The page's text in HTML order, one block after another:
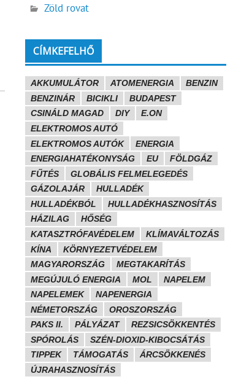
Zöld rovat
CÍMKEFELHŐ
AKKUMULÁTOR ATOMENERGIA
BENZIN
BENZINÁR
BICIKLI
BUDAPEST
CSINÁLD MAGAD
DIY
E.ON
ELEKTROMOS AUTÓ
ELEKTROMOS AUTÓK
ENERGIA
ENERGIAHATÉKONYSÁG
EU
FÖLDGÁZ
FŰTÉS
GLOBÁLIS FELMELEGEDÉS
GÁZOLAJÁR
HULLADÉK
HULLADÉKBÓL
HULLADÉKHASZNOSÍTÁS
HÁZILAG
HŐSÉG
KATASZTRÓFAVÉDELEM
KLÍMAVÁLTOZÁS
KÍNA
KÖRNYEZETVÉDELEM
MAGYARORSZÁG
MEGTAKARÍTÁS
MEGÚJULÓ ENERGIA
MOL
NAPELEM
NAPELEMEK
NAPENERGIA
NÉMETORSZÁG
OROSZORSZÁG
PAKS II.
PÁLYÁZAT
REZSICSÖKKENTÉS
SPÓROLÁS
SZÉN-DIOXID-KIBOCSÁTÁS
TIPPEK
TÁMOGATÁS
ÁRCSÖKKENÉS
ÚJRAHASZNOSÍTÁS